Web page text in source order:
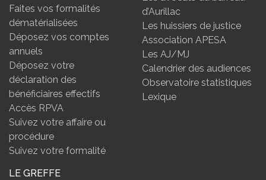
Faites vos formalités
dématérialisées
Déposez vos comptes
annuels
Déposez votre
déclaration des
bénéficiaires effectifs
Accès RPVA
Suivez votre affaire ou
procédure
Suivez votre formalité
d’Aurillac
Les huissiers de justice
Association APESA
Les AJ/MJ
Calendrier des audiences
Observatoire statistiques
Lexique
LE GREFFE